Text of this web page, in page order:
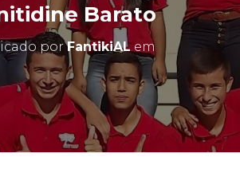
E
G
O
Barato
porFantikiALem